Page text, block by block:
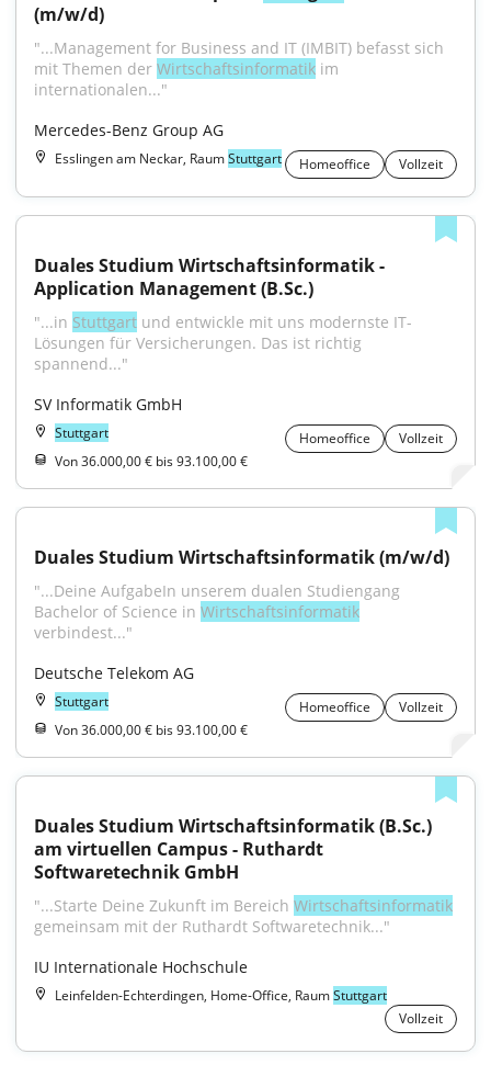
(m/w/d)
"...Management for Business and IT (IMBIT) befasst sich
mit Themen der Wirtschaftsinformatik im
internationalen..."
Mercedes-Benz Group AG
Esslingen am Neckar, RaumStuttgart Homeoffice Vollzeit
Duales Studium Wirtschaftsinformatik -
Application Management (B.Sc.)
"...in Stuttgart und entwickle mit uns modernste IT-
Lösungen für Versicherungen. Das ist richtig
spannend..."
SV Informatik GmbH
Stuttgart Homeoffice
Vollzeit
Von 36.000,00 € bis 93.100,00 €
Duales Studium Wirtschaftsinformatik (m/w/d)
"...Deine AufgabeIn unserem dualen Studiengang
Bachelor of Science in Wirtschaftsinformatik
verbindest..."
Deutsche Telekom AG
Stuttgart Homeoffice
Vollzeit
Von 36.000,00 € bis 93.100,00 €
Duales Studium Wirtschaftsinformatik (B.Sc.)
am virtuellen Campus - Ruthardt
Softwaretechnik GmbH
"...Starte Deine Zukunft im Bereich Wirtschaftsinformatik
gemeinsam mit der Ruthardt Softwaretechnik..."
IU Internationale Hochschule
Leinfelden-Echterdingen, Home-Office, RaumStuttgart
Vollzeit